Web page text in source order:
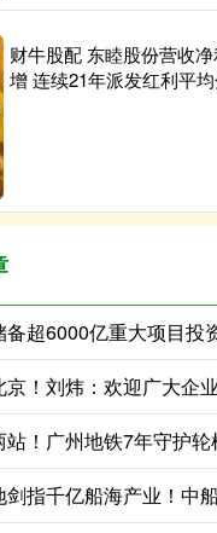
财牛股配 东睦股份营收
增 连续21年派发红利平
！广州地铁7年守护